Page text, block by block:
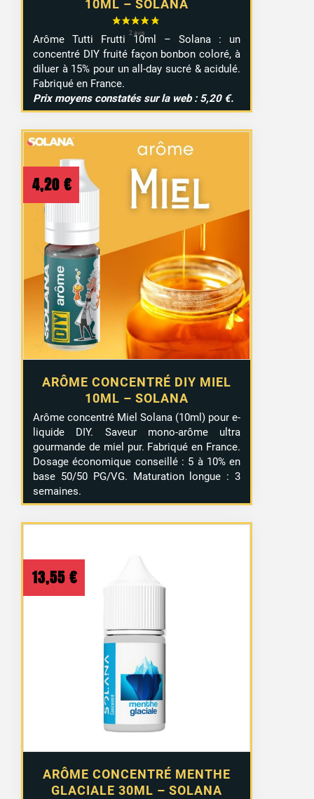
10ML – SOLANA
Arôme Tutti Frutti 10ml – Solana : un
concentré DIY fruité façon bonbon coloré, à
diluer à 15% pour un all-day sucré & acidulé.
Fabriqué en France.
Prix moyens constatés sur la web : 5,20 €.
ARÔME CONCENTRÉ DIY MIEL
10ML – SOLANA
4,20 €
Arôme concentré Miel Solana (10ml) pour e-
liquide DIY. Saveur mono-arôme ultra
gourmande de miel pur. Fabriqué en France.
Dosage économique conseillé : 5 à 10% en
base 50/50 PG/VG. Maturation longue : 3
semaines.
ARÔME CONCENTRÉ MENTHE
GLACIALE 30ML – SOLANA
13,55 €